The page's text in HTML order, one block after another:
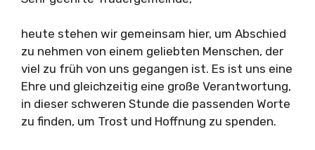
heute stehen wir gemeinsam hier, um Abschied
zu nehmen von einem geliebten Menschen, der
viel zu früh von uns gegangen ist. Es ist uns eine
Ehre und gleichzeitig eine große Verantwortung,
in dieser schweren Stunde die passenden Worte
zu finden, um Trost und Hoffnung zu spenden.